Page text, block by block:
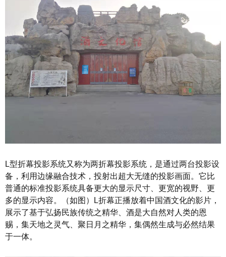
L型折幕投影系统又称为两折幕投影系统，是通过两台投影设
备，利用边缘融合技术，投射出超大无缝的投影画面。它比
普通的标准投影系统具备更大的显示尺寸、更宽的视野、更
多的显示内容。（如图）L折幕正播放着中国酒文化的影片，
展示了基于弘扬民族传统之精华、酒是大自然对人类的恩
赐，集天地之灵气、聚日月之精华，集偶然生成与必然结果
于一体。